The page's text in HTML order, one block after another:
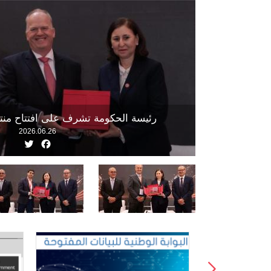
رئيسة الحكومة تشرف على افتتاح
2026.06.26
Facebook
Twitter